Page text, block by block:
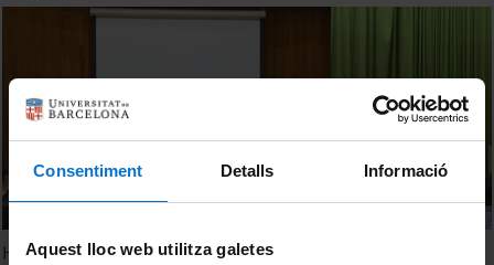
Consentiment Detalls Informació
Aquest lloc web utilitza galetes
Homenatge a Z. Bauman 'Pensar el nostre temps'